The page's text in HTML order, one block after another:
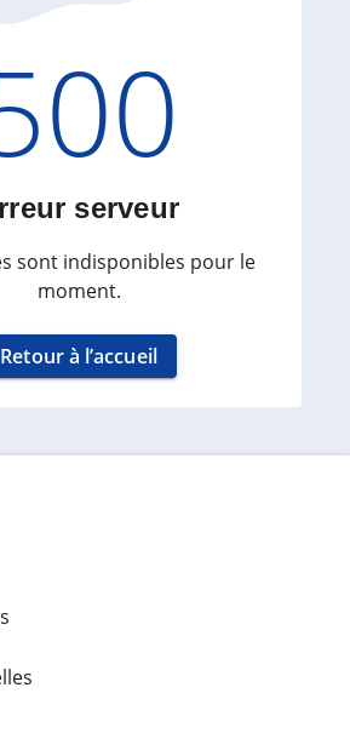
serveur
sont indisponibles pour le
moment.
Retour à l’accueil